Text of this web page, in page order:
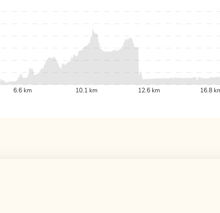
6.6 km 10.1 km 12.6 km 16.8